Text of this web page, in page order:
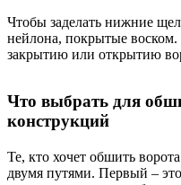
Чтобы заделать нижние
нейлона, покрытые
закрытию или открытию
Что выбрать для
конструкций
Те, кто хочет обшить
двумя путями. Первый –